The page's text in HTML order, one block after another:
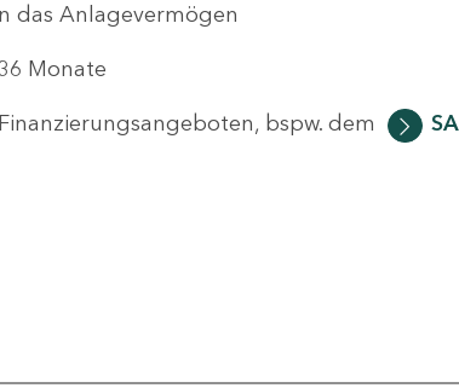
das Anlagevermögen
Monate
bspw. dem